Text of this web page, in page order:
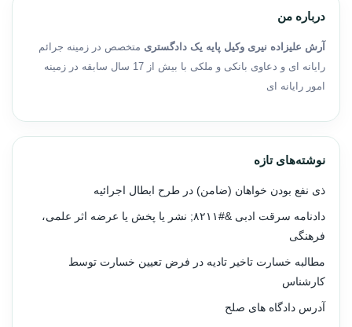
درباره من
آرش علیزاده نیری وکیل پایه یک دادگستری متخصص در زمینه جرائم
رایانه ای و دعاوی بانکی و ملکی با بیش از 17 سال سابقه در زمینه
امور رایانه ای
نوشته‌های تازه
ذی نفع بودن خواهان (ضامن) در طرح ابطال اجرائیه
دادنامه سرقت ادبی &#۸۲۱۱; نشر یا پخش یا عرضه اثر علمی،
فرهنگی
مطالبه خسارت تاخیر تادیه در فرض تعیین خسارت توسط
کارشناس
آدرس دادگاه های صلح